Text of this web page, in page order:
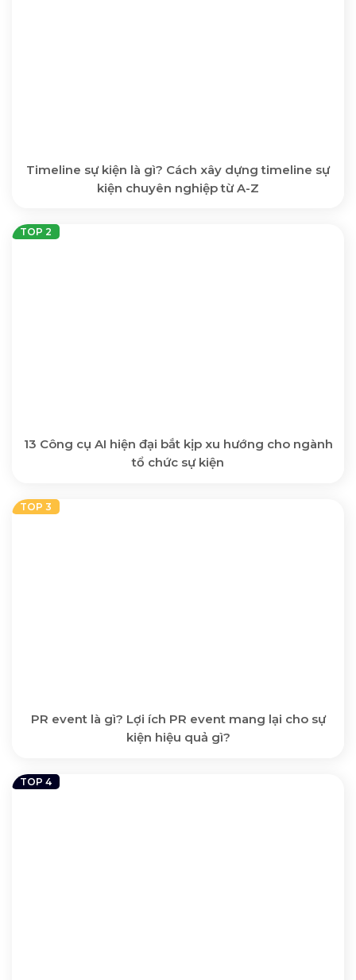
Timeline sự kiện là gì? Cách xây dựng timeline sự
kiện chuyên nghiệp từ A-Z
13 Công cụ AI hiện đại bắt kịp xu hướng cho ngành
tổ chức sự kiện
PR event là gì? Lợi ích PR event mang lại cho sự
kiện hiệu quả gì?